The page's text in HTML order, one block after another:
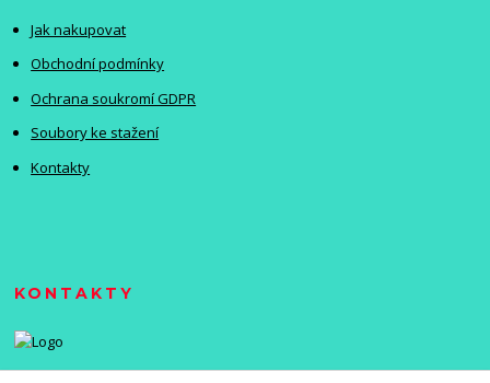
Jak nakupovat
Obchodní podmínky
Ochrana soukromí GDPR
Soubory ke stažení
Kontakty
KONTAKTY